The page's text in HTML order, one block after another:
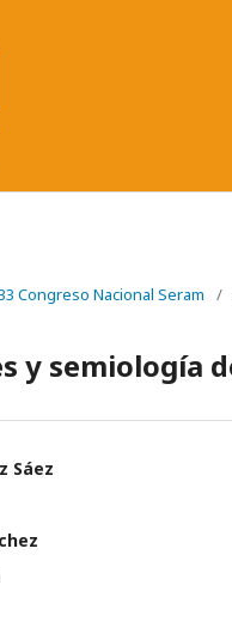
Congreso Nacional Seram /
y semiología
Sáez